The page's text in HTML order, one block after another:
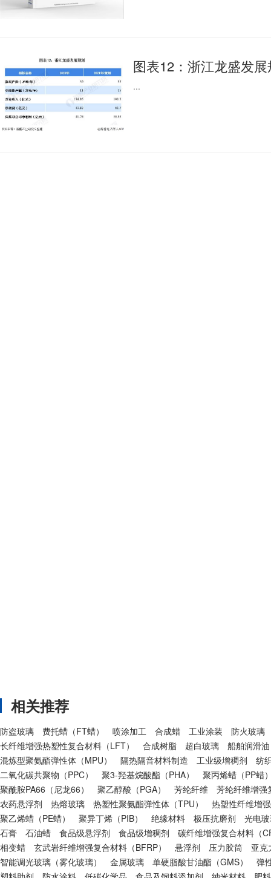
图表12：浙江龙盛发
...
相关推荐
防盗玻璃 费托蜡（FT蜡） 喷涂加工 合成蜡 工业涂装
防火玻璃
长纤维增强热塑性复合材料（LFT）
合成树脂 超白玻璃
船舶润滑油
混炼型聚氨酯弹性体（MPU）
隔热隔音材料制造 工业级增稠剂
纺
二氧化碳共聚物（PPC）
聚3-羟基烷酸酯（PHA）
聚丙烯蜡（PP蜡
聚酰胺PA66（尼龙66）
聚乙醇酸（PGA） 芳纶纤维
芳纶纤维增强
农药悬浮剂
热熔玻璃 热塑性聚氨酯弹性体（TPU）
热塑性纤维增
聚乙烯蜡（PE蜡）
聚异丁烯（PIB） 绝缘材料 极压抗磨剂
光电
石膏
石油蜡 食品级悬浮剂 食品级增稠剂
碳纤维增强复合材料（
相变蜡
玄武岩纤维增强复合材料（BFRP） 悬浮剂 压力胶筒
亚克
智能调光玻璃（雾化玻璃）
金属玻璃 单硬脂酸甘油酯（GMS）
弹